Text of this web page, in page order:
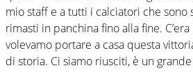
mio staff e a tutti i calciatori che sono
rimasti in panchina fino alla fine.
volevamo portare a casa questa
di storia. Ci siamo riusciti, è un grande